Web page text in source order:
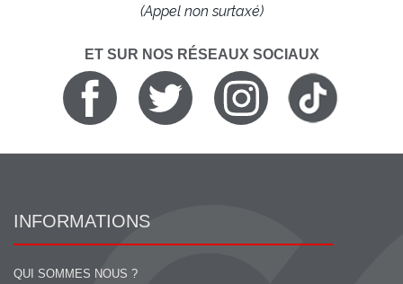
(Appel non surtaxé)
ET SUR NOS RÉSEAUX SOCIAUX
INFORMATIONS
QUI SOMMES NOUS ?